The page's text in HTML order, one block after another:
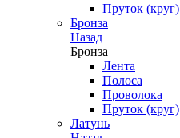
Пруток (круг)
Бронза
Назад
Бронза
Лента
Полоса
Проволока
Пруток (круг)
Латунь